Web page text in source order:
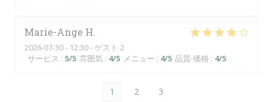
Marie-Ange H
2026-07-30- 12:30 - ゲスト 2
サービス : 5/5 雰囲気 : 4/5 メニュー : 4/5 品質-価格 : 4/5
1 2 3